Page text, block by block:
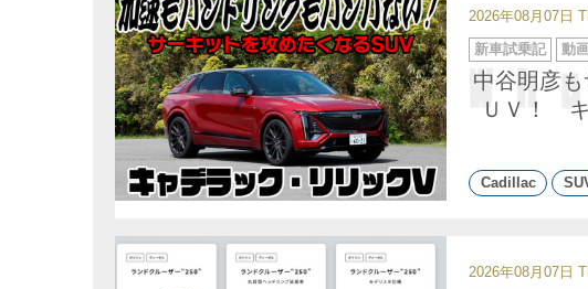
2026年08月07日
中谷明彦
ＵＶ！
カ
テ
ゴ
リ
ー
新車試乗記 動
Cadillac
2026年08月07日